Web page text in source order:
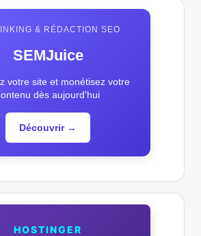
& RÉDACTION SEO
SEMJuice
votre site et monétisez votre
dès aujourd'hui
Découvrir →
HOSTINGER